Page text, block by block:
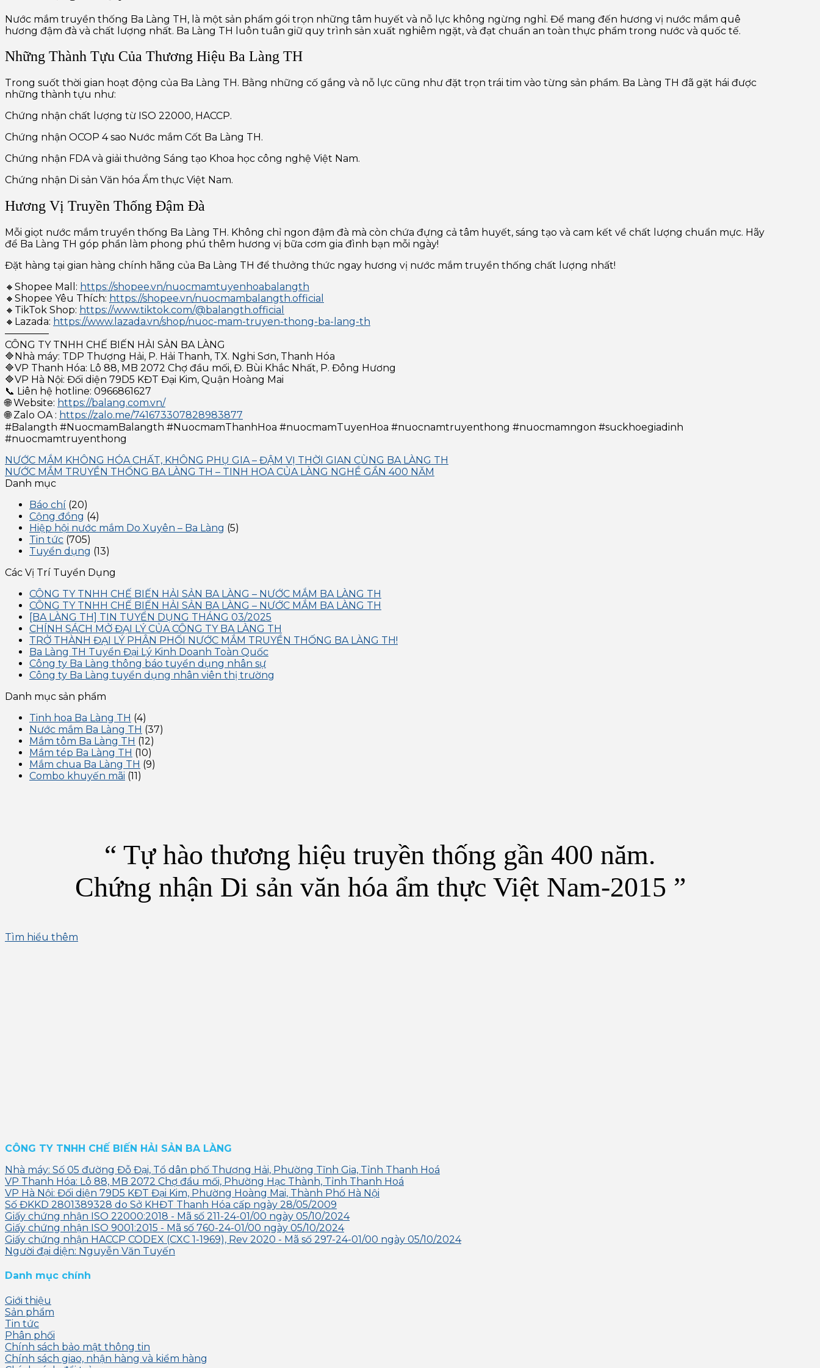
Nước mắm truyền thống Ba Làng TH, là một sản phẩm gói trọn những tâm huyết và nỗ lực không ngừng nghỉ. Để mang đến hương vị nước mắm quê
hương đậm đà và chất lượng nhất. Ba Làng TH luôn tuân giữ quy trình sản xuất nghiêm ngặt, và đạt chuẩn an toàn thực phẩm trong nước và quốc tế.
Những Thành Tựu Của Thương Hiệu Ba Làng TH
Trong suốt thời gian hoạt động của Ba Làng TH. Bằng những cố gắng và nỗ lực cũng như đặt trọn trái tim vào từng sản phẩm. Ba Làng TH đã gặt hái được
những thành tựu như:
Chứng nhận chất lượng từ ISO 22000, HACCP.
Chứng nhận OCOP 4 sao Nước mắm Cốt Ba Làng TH.
Chứng nhận FDA và giải thưởng Sáng tạo Khoa học công nghệ Việt Nam.
Chứng nhận Di sản Văn hóa Ẩm thực Việt Nam.
Hương Vị Truyền Thống Đậm Đà
Mỗi giọt nước mắm truyền thống Ba Làng TH. Không chỉ ngon đậm đà mà còn chứa đựng cả tâm huyết, sáng tạo và cam kết về chất lượng chuẩn mực. Hãy
để Ba Làng TH góp phần làm phong phú thêm hương vị bữa cơm gia đình bạn mỗi ngày!
Đặt hàng tại gian hàng chính hãng của Ba Làng TH để thưởng thức ngay hương vị nước mắm truyền thống chất lượng nhất!
🔸Shopee Mall: https://shopee.vn/nuocmamtuyenhoabalangth
🔸Shopee Yêu Thích: https://shopee.vn/nuocmambalangth.official
🔸TikTok Shop: https://www.tiktok.com/@balangth.official
🔸Lazada: https://www.lazada.vn/shop/nuoc-mam-truyen-thong-ba-lang-th
————–
CÔNG TY TNHH CHẾ BIẾN HẢI SẢN BA LÀNG
🔷Nhà máy: TDP Thượng Hải, P. Hải Thanh, TX. Nghi Sơn, Thanh Hóa
🔷VP Thanh Hóa: Lô 88, MB 2072 Chợ đầu mối, Đ. Bùi Khắc Nhất, P. Đông Hương
🔷VP Hà Nội: Đối diện 79D5 KĐT Đại Kim, Quận Hoàng Mai
📞 Liên hệ hotline: 0966861627
🌐 Website: https://balang.com.vn/
🌐 Zalo OA : https://zalo.me/741673307828983877
#Balangth #NuocmamBalangth #NuocmamThanhHoa #nuocmamTuyenHoa #nuocnamtruyenthong #nuocmamngon #suckhoegiadinh
#nuocmamtruyenthong
NƯỚC MẮM KHÔNG HÓA CHẤT, KHÔNG PHỤ GIA – ĐẬM VỊ THỜI GIAN CÙNG BA LÀNG TH
NƯỚC MẮM TRUYỀN THỐNG BA LÀNG TH – TINH HOA CỦA LÀNG NGHỀ GẦN 400 NĂM
Danh mục
Báo chí (20)
Cộng đồng (4)
Hiệp hội nước mắm Do Xuyên – Ba Làng (5)
Tin tức (705)
Tuyển dụng (13)
Các Vị Trí Tuyển Dụng
CÔNG TY TNHH CHẾ BIẾN HẢI SẢN BA LÀNG – NƯỚC MẮM BA LÀNG TH
CÔNG TY TNHH CHẾ BIẾN HẢI SẢN BA LÀNG – NƯỚC MẮM BA LÀNG TH
[BA LÀNG TH] TIN TUYỂN DỤNG THÁNG 03/2025
CHÍNH SÁCH MỞ ĐẠI LÝ CỦA CÔNG TY BA LÀNG TH
TRỞ THÀNH ĐẠI LÝ PHÂN PHỐI NƯỚC MẮM TRUYỀN THỐNG BA LÀNG TH!
Ba Làng TH Tuyển Đại Lý Kinh Doanh Toàn Quốc
Công ty Ba Làng thông báo tuyển dụng nhân sự
Công ty Ba Làng tuyển dụng nhân viên thị trường
Danh mục sản phẩm
Tinh hoa Ba Làng TH (4)
Nước mắm Ba Làng TH (37)
Mắm tôm Ba Làng TH (12)
Mắm tép Ba Làng TH (10)
Mắm chua Ba Làng TH (9)
Combo khuyến mãi (11)
“ Tự hào thương hiệu truyền thống gần 400 năm.
Chứng nhận Di sản văn hóa ẩm thực Việt Nam-2015 ”
Tìm hiểu thêm
CÔNG TY TNHH CHẾ BIẾN HẢI SẢN BA LÀNG
Nhà máy: Số 05 đường Đỗ Đại, Tổ dân phố Thượng Hải, Phường Tĩnh Gia, Tỉnh Thanh Hoá
VP Thanh Hóa: Lô 88, MB 2072 Chợ đầu mối, Phường Hạc Thành, Tỉnh Thanh Hoá
VP Hà Nội: Đối diện 79D5 KĐT Đại Kim, Phường Hoàng Mai, Thành Phố Hà Nội
Số ĐKKD 2801389328 do Sở KHĐT Thanh Hóa cấp ngày 28/05/2009
Giấy chứng nhận ISO 22000:2018 - Mã số 211-24-01/00 ngày 05/10/2024
Giấy chứng nhận ISO 9001:2015 - Mã số 760-24-01/00 ngày 05/10/2024
Giấy chứng nhận HACCP CODEX (CXC 1-1969), Rev 2020 - Mã số 297-24-01/00 ngày 05/10/2024
Người đại diện: Nguyễn Văn Tuyến
Danh mục chính
Giới thiệu
Sản phẩm
Tin tức
Phân phối
Chính sách bảo mật thông tin
Chính sách giao, nhận hàng và kiểm hàng